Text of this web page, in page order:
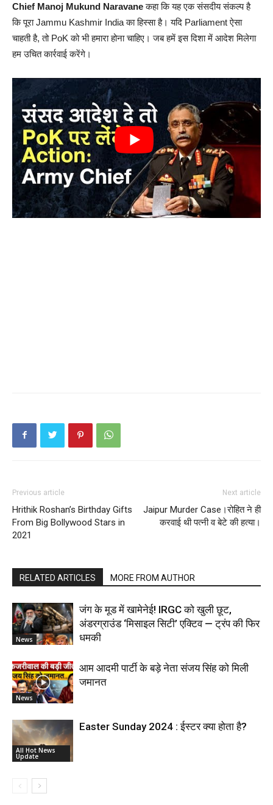
Chief Manoj Mukund Naravaneकहा कि यह एक संसदीय संकल्प है
कि पूरा Jammu Kashmir India का हिस्सा है। यदि Parliament ऐसा
चाहती है, तो PoK को भी हमारा होना चाहिए। जब हमें इस दिशा में आदेश मिलेगा
हम उचित कार्रवाई करेंगे।
Previous article
Hrithik Roshan’s Birthday Gifts
From Big Bollywood Stars in
2021
Next article
Jaipur Murder Case।रोहित ने ही
करवाई थी पत्नी व बेटे की हत्या।
RELATED ARTICLES MORE FROM AUTHOR
News
जंग के मूड में खामेनेई! IRGC को खुली छूट,
अंडरग्राउंड ‘मिसाइल सिटी’ एक्टिव — ट्रंप की फिर
धमकी
News
आम आदमी पार्टी के बड़े नेता संजय सिंह को मिली
जमानत
All Hot News
Update
Easter Sunday 2024 : ईस्टर क्या होता है?